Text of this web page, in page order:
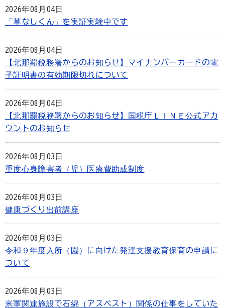
2026年08月04日
「草なしくん」を実証実験中です
2026年08月04日
【北那覇税務署からのお知らせ】マイナンバーカードの電
子証明書の有効期限切れについて
2026年08月04日
【北那覇税務署からのお知らせ】国税庁ＬＩＮＥ公式アカ
ウントのお知らせ
2026年08月03日
重度心身障害者（児）医療費助成制度
2026年08月03日
健康づくり出前講座
2026年08月03日
令和９年度入所（園）に向けた発達支援教育保育の申請に
ついて
2026年08月03日
米軍関連施設で石綿（アスベスト）関係の仕事をしていた